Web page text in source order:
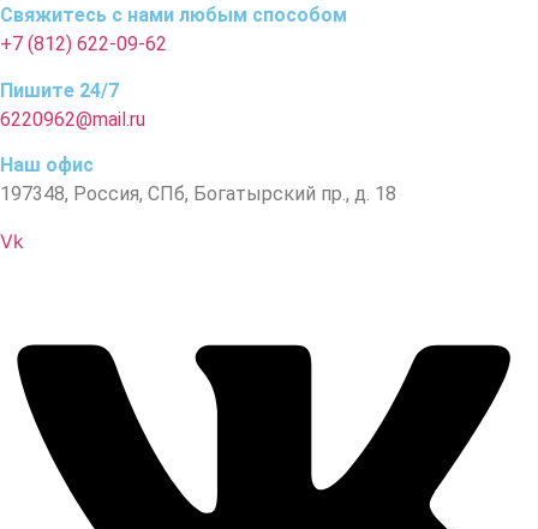
Свяжитесь с нами любым способом
+7 (812) 622-09-62
Пишите 24/7
6220962@mail.ru
Наш офис
197348, Россия, СПб, Богатырский пр., д. 18
Vk